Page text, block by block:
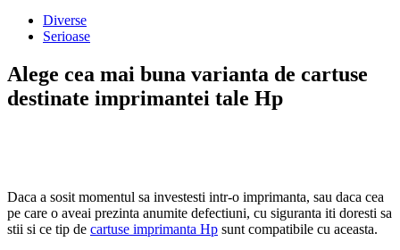
Diverse
Serioase
Alege cea mai buna varianta de cartuse
destinate imprimantei tale Hp
Daca a sosit momentul sa investesti intr-o imprimanta, sau daca cea
pe care o aveai prezinta anumite defectiuni, cu siguranta iti doresti sa
stii si ce tip de cartuse imprimanta Hp sunt compatibile cu aceasta.